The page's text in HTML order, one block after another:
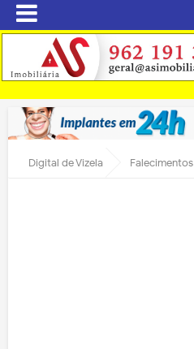
Digital de Vizela Falecimentos